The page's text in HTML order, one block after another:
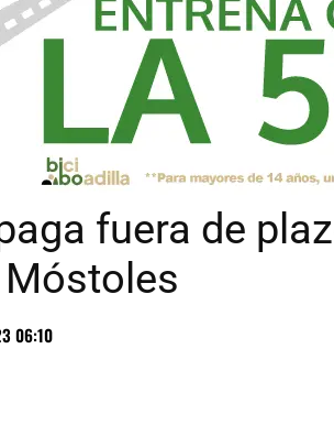
fuera de
06:10